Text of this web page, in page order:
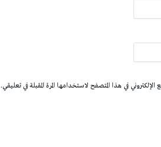
في هذا المتصفح لاستخدامها المرة المقبلة في تعليقي.